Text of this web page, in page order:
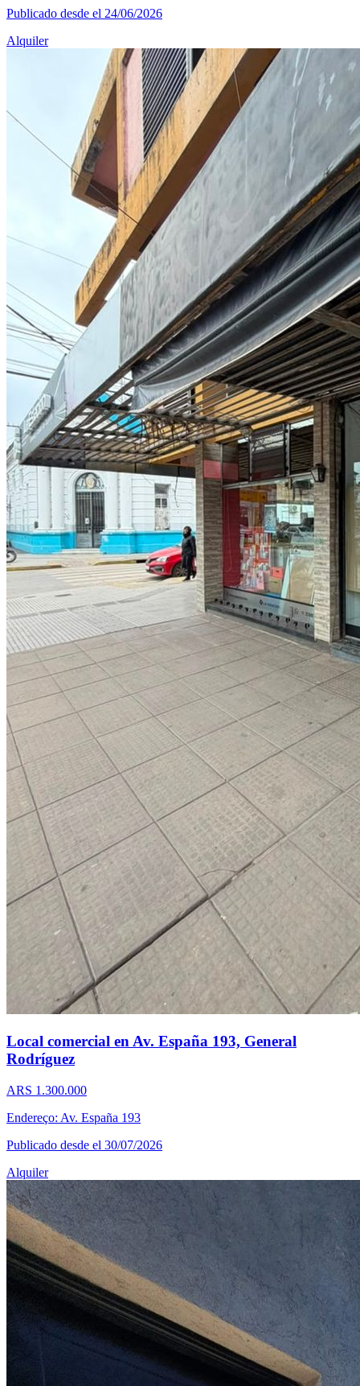
Publicado desde el 24/06/2026
Alquiler
Local comercial en Av. España 193, General
Rodríguez
ARS 1.300.000
Endereço: Av. España 193
Publicado desde el 30/07/2026
Alquiler